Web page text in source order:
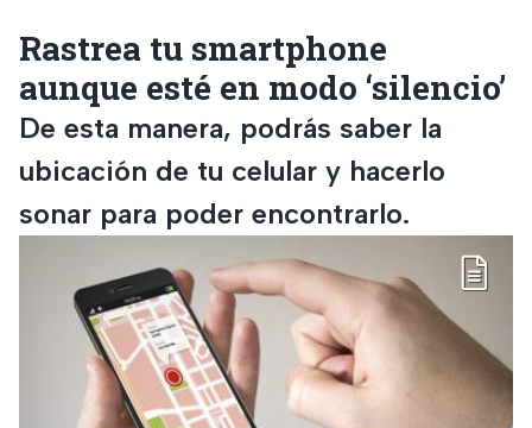
Rastrea tu smartphone
aunque esté en modo ‘silencio’
De esta manera, podrás saber la
ubicación de tu celular y hacerlo
sonar para poder encontrarlo.